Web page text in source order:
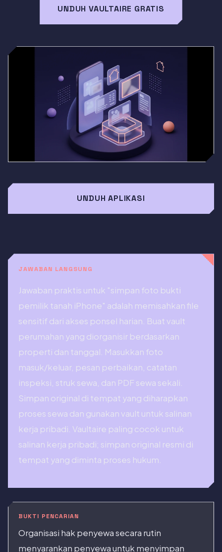
UNDUH VAULTAIRE GRATIS
UNDUH APLIKASI
JAWABAN LANGSUNG
Jawaban praktis untuk "simpan foto bukti
pemilik tanah iPhone" adalah memisahkan file
sensitif dari akses ponsel harian. Buat vault
perumahan yang diorganisir berdasarkan
properti dan tanggal. Masukkan foto
masuk/keluar, pesan perbaikan, catatan
inspeksi, struk sewa, dan PDF sewa sekali.
Simpan original di tempat yang diharapkan
proses sewa dan gunakan vault untuk salinan
kerja pribadi. Vaultaire paling cocok untuk
salinan kerja pribadi; simpan original resmi di
tempat yang diminta proses hukum.
BUKTI PENCARIAN
Organisasi hak penyewa secara rutin
menyarankan penyewa untuk menyimpan